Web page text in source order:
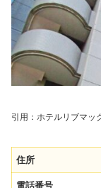
引用： ホテルリブマッ
住所
電話番号